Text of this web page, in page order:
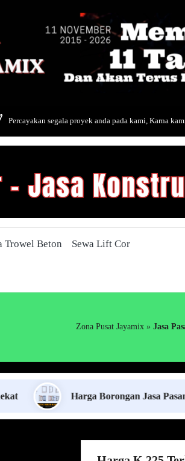
Percayakan segala proyek anda pada kami, Karna
Trowel Beton Sewa Lift Cor
Zona Pusat Jayamix » Jasa
Harga Borongan Jasa Pasang